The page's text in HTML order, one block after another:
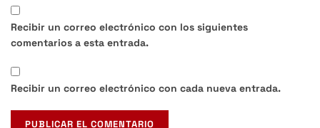
Recibir un correo electrónico con los siguientes
comentarios a esta entrada.
Recibir un correo electrónico con cada nueva entrada.